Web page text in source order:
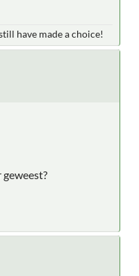
have made a choice!